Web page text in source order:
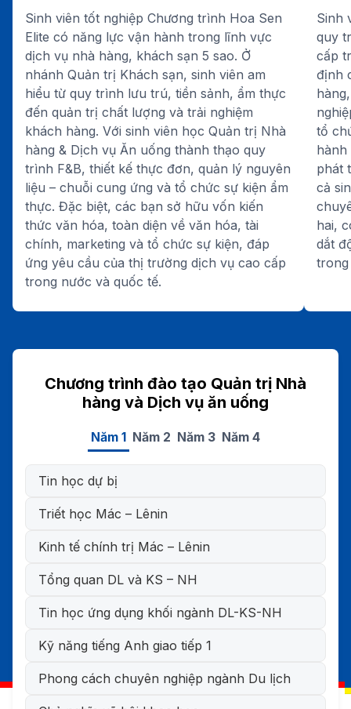
Sinh viên tốt nghiệp Chương trình Hoa Sen
Elite có năng lực vận hành trong lĩnh vực
dịch vụ nhà hàng, khách sạn 5 sao. Ở
nhánh Quản trị Khách sạn, sinh viên am
hiểu từ quy trình lưu trú, tiền sảnh, ẩm thực
đến quản trị chất lượng và trải nghiệm
khách hàng. Với sinh viên học Quản trị Nhà
hàng & Dịch vụ Ăn uống thành thạo quy
trình F&B, thiết kế thực đơn, quản lý nguyên
liệu – chuỗi cung ứng và tổ chức sự kiện ẩm
thực. Đặc biệt, các bạn sở hữu vốn kiến
thức văn hóa, toàn diện về văn hóa, tài
chính, marketing và tổ chức sự kiện, đáp
ứng yêu cầu của thị trường dịch vụ cao cấp
trong nước và quốc tế.
Sinh
quy
cấp
định
tổ
hành
phát
cả
hai,
dắt
trong
Chương trình đào tạo Quản trị Nhà
hàng và Dịch vụ ăn uống
Năm 1 Năm 2 Năm 3 Năm 4
Tin học dự bị
Triết học Mác – Lênin
Kinh tế chính trị Mác – Lênin
Tổng quan DL và KS – NH
Tin học ứng dụng khối ngành DL-KS-NH
Kỹ năng tiếng Anh giao tiếp 1
Phong cách chuyên nghiệp ngành Du lịch